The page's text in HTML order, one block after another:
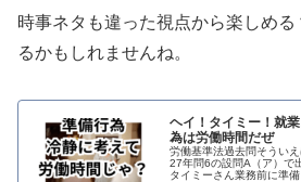
時事ネタも違った視点から楽しめ
るかもしれませんね。
ヘイ！タイミー！就
為は労働時間だぜ
労働基準法過去問そうい
27年問6の設問A（ア）で
タイミーさん業務前に準